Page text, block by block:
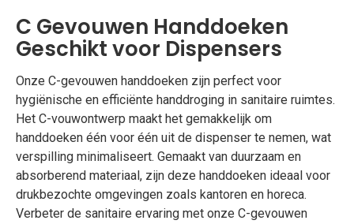
C Gevouwen Handdoeken
Geschikt voor Dispensers
Onze C-gevouwen handdoeken zijn perfect voor
hygiënische en efficiënte handdroging in sanitaire ruimtes.
Het C-vouwontwerp maakt het gemakkelijk om
handdoeken één voor één uit de dispenser te nemen, wat
verspilling minimaliseert. Gemaakt van duurzaam en
absorberend materiaal, zijn deze handdoeken ideaal voor
drukbezochte omgevingen zoals kantoren en horeca.
Verbeter de sanitaire ervaring met onze C-gevouwen